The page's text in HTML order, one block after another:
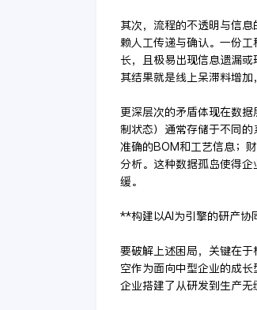
其次，流程的不透明与信
赖人工传递与确认。一份
长，且极易出现信息遗漏或
其结果就是线上呆滞料增加
更深层次的矛盾体现在数
制状态）通常存储于不同
准确的BOM和工艺信息；
分析。这种数据孤岛使得
缓。
**构建以AI为引擎的研产
要破解上述困局，关键在
空作为面向中型企业的成
企业搭建了从研发到生产无